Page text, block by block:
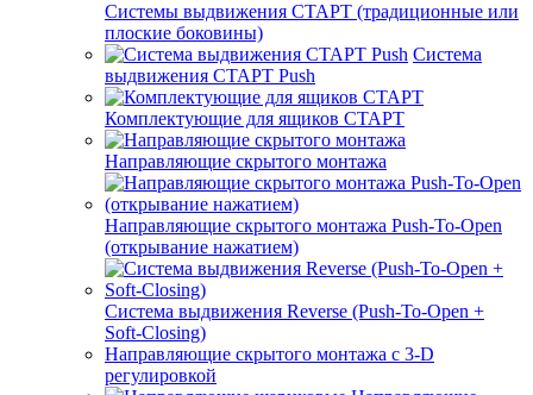
Системы выдвижения СТАРТ (традиционные или
плоские боковины)
Система
выдвижения СТАРТ Push
Комплектующие для ящиков СТАРТ
Направляющие скрытого монтажа
Направляющие скрытого монтажа Push-To-Open
(открывание нажатием)
Система выдвижения Reverse (Push-To-Open +
Soft-Closing)
Направляющие скрытого монтажа с 3-D
регулировкой